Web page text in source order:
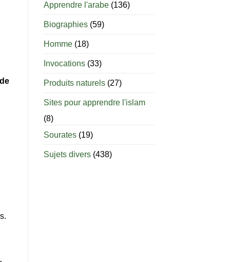
:
Apprendre l'arabe(136)
Biographies(59)
Homme(18)
Invocations(33)
Produits naturels(27)
Sites pour apprendre l'islam
(8)
Sourates(19)
Sujets divers(438)